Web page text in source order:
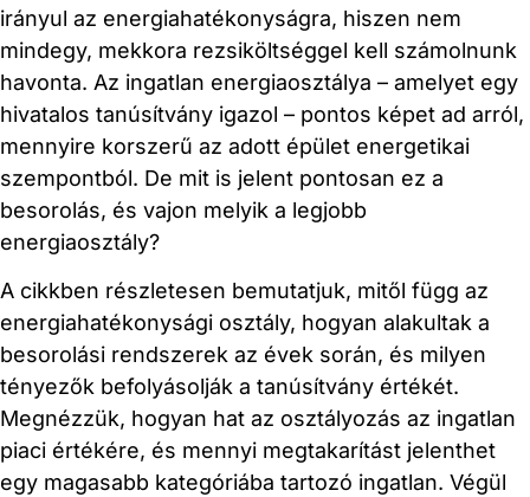
irányul az energiahatékonyságra, hiszen nem
mindegy, mekkora rezsiköltséggel kell számolnunk
havonta. Az ingatlan energiaosztálya – amelyet egy
hivatalos tanúsítvány igazol – pontos képet ad arról,
mennyire korszerű az adott épület energetikai
szempontból. De mit is jelent pontosan ez a
besorolás, és vajon melyik a legjobb
energiaosztály?
A cikkben részletesen bemutatjuk, mitől függ az
energiahatékonysági osztály, hogyan alakultak a
besorolási rendszerek az évek során, és milyen
tényezők befolyásolják a tanúsítvány értékét.
Megnézzük, hogyan hat az osztályozás az ingatlan
piaci értékére, és mennyi megtakarítást jelenthet
egy magasabb kategóriába tartozó ingatlan. Végül